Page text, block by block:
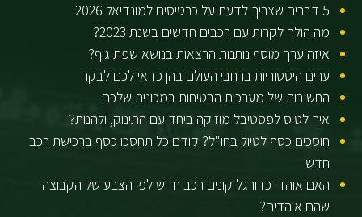
5 דברים שצריך לדעת על כרטיסים למונדיאל 2026
מה הולך לקרות עם רכבים חדשים בשנת 2023?
איזה ערך מוסף נותנות הרצאות בנושא שפת גוף?
ערים היסטוריות ברחבי העולם בהן כדאי לכם לבקר
החשיבות של מערכות הבטיחות במכונית שלכם
איך לטוס לפסטיבל מוזיקה ביחד עם התינוק, ולהנות?
חוסכים כסף לטיול בחו"ל? קודם כל תחסכו כסף ברכישת רכב
חדש
האם אוהדי כדורגל קונים רכב חדש לפי הצבע של הקבוצה
שהם אוהדים?